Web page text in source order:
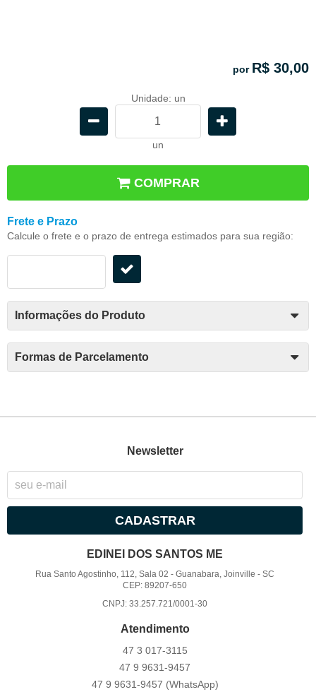
por R$ 30,00
Unidade: un
un
COMPRAR
Frete e Prazo
Calcule o frete e o prazo de entrega estimados para sua região:
Informações do Produto
Formas de Parcelamento
Newsletter
CADASTRAR
EDINEI DOS SANTOS ME
Rua Santo Agostinho, 112, Sala 02 -Guanabara, Joinville -SC
CEP: 89207-650
CNPJ: 33.257.721/0001-30
Atendimento
47 3 017-3115
47 9 9631-9457
47 9 9631-9457 (WhatsApp)